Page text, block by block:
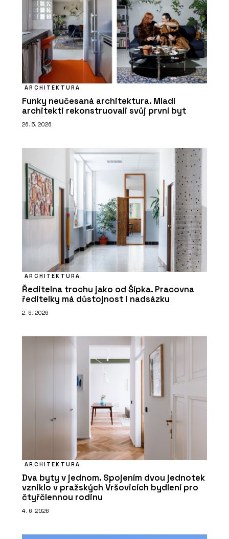
ARCHITEKTURA
Funky neučesaná architektura. Mladí
architekti rekonstruovali svůj první byt
26. 5. 2026
ARCHITEKTURA
Ředitelna trochu jako od Šípka. Pracovna
ředitelky má důstojnost i nadsázku
2. 6. 2026
ARCHITEKTURA
Dva byty v jednom. Spojením dvou jednotek
vzniklo v pražských Vršovicích bydlení pro
čtyřčlennou rodinu
4. 6. 2026